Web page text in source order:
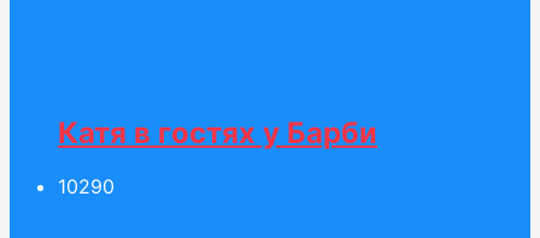
Катя в гостях у Барби
10290